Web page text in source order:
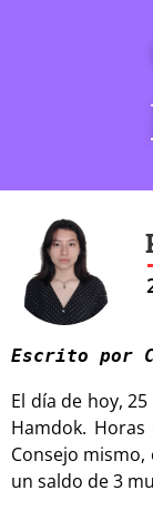
Escrito por
El día de hoy,
Hamdok.
Consejo
un saldo de 3